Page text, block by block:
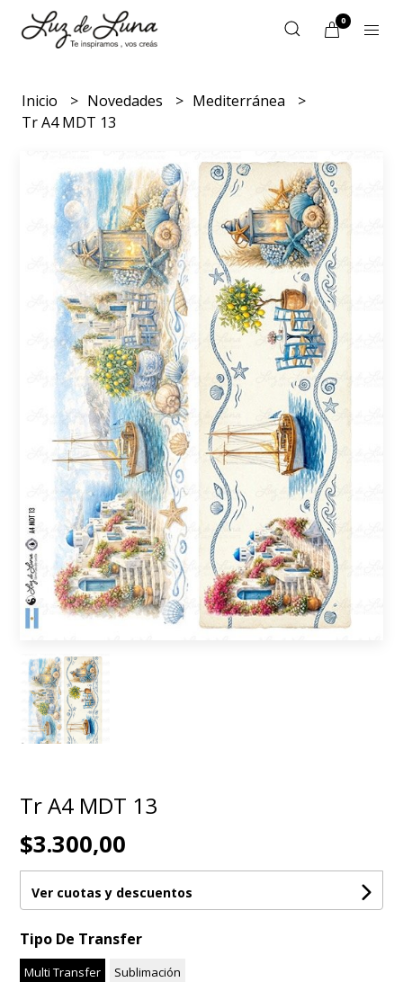
0
Inicio Novedades
Mediterránea
Tr A4 MDT 13
Tr A4 MDT 13
$3.300,00
Ver cuotas y descuentos
Tipo De Transfer
Multi Transfer Sublimación